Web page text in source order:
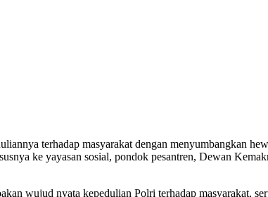
terhadap masyarakat dengan menyumbangkan
ke yayasan sosial, pondok pesantren, Dewan
wujud nyata kepedulian Polri terhadap masyarakat,